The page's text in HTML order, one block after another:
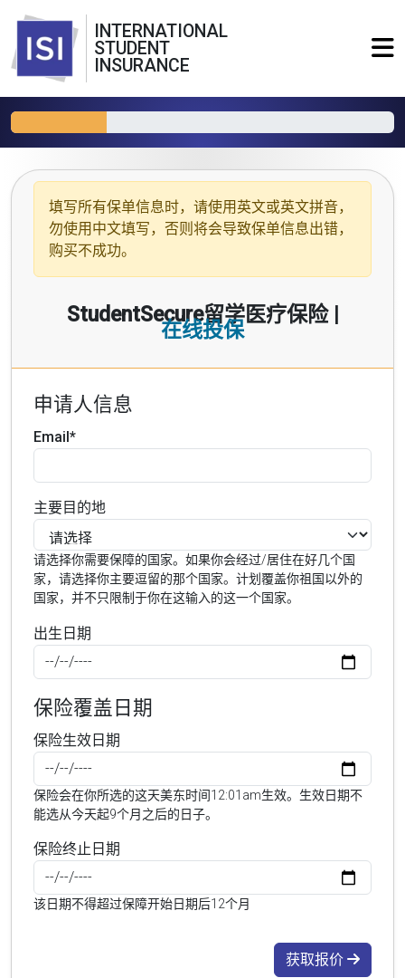
INTERNATIONAL
STUDENT
INSURANCE
填写所有保单信息时，请使用 英文或英文拼音，
勿使用中文填写，否则将会导致保单信息出错，
购买不成功。
StudentSecure留学医疗保险 |
在线投保
申请人信息
Email*
主要目的地
请选择你需要保障的国家。如果你会经过/居住在好几个国
家，请选择你主要逗留的那个国家。计划覆盖你祖国以外的
国家，并不只限制于你在这输入的这一个国家。
出生日期
保险覆盖日期
保险生效日期
保险会在你所选的这天美东时间12:01am生效。生效日期不
能选从今天起9个月之后的日子。
保险终止日期
该日期不得超过保障开始日期后12个月
获取报价